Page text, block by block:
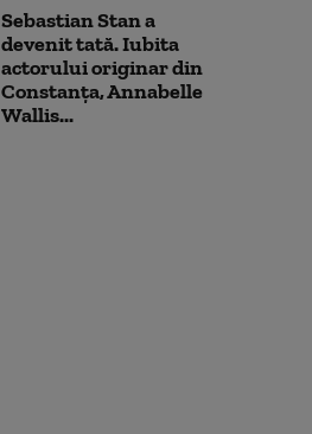
Sebastian Stan a
devenit tată. Iubita
actorului originar din
Constanța, Annabelle
Wallis...